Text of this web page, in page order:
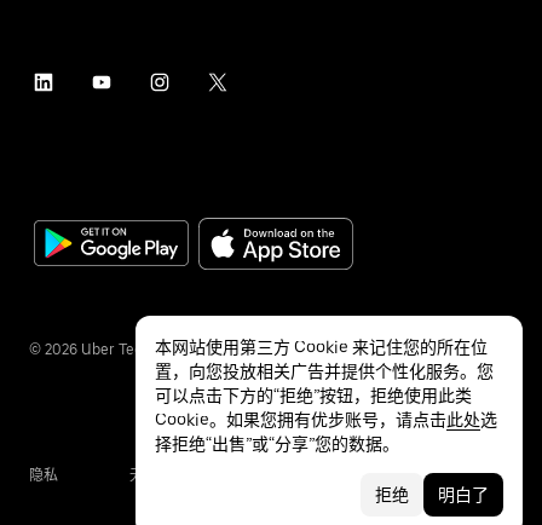
© 2026 Uber Technologies Inc.
隐私 无障碍服务
本网站使用第三方 Cookie 来记住您的所在位
置，向您投放相关广告并提供个性化服务。您
可以点击下方的“拒绝”按钮，拒绝使用此类
Cookie。如果您拥有优步账号，请点击此处选
择拒绝“出售”或“分享”您的数据。
拒绝 明白了